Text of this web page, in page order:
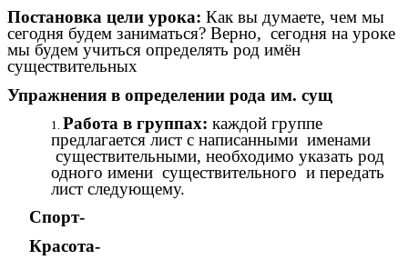
Постановка цели урока: Как вы думаете, чем мы
сегодня будем заниматься? Верно, сегодня на уроке
мы будем учиться определять род имён
существительных
Упражнения в определении рода им. сущ
Работа в группах: каждой группе
предлагается лист с написанными именами
существительными, необходимо указать род
одного имени существительного и передать
лист следующему.
Спорт-
Красота-